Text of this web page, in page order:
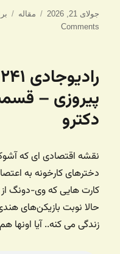
ارسال
شده
جولای 21, 2026 دسته‌ها
مقاله
Comments
دکترو
نقشه اقتصادی ای که
دخترهای کارخونه به
کارت هایی که وی-دونگ از
حالا نوبت بازیکن‌های
زندگی می کنه.. آیا اونها